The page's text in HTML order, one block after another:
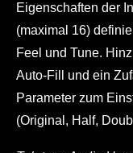
Eigenschaften der
(maximal 16)
Feel und Tune.
Auto-Fill und ein
Parameter zum
(Original, Half,